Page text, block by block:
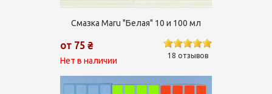
Смазка Maru "Белая" 10 и 100 мл
от 75 ₴
Нет в наличии
18 отзывов